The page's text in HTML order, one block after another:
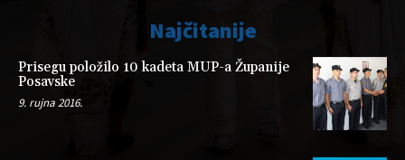
Najčitanije
Prisegu položilo 10 kadeta MUP-a Županije
Posavske
9. rujna 2016.